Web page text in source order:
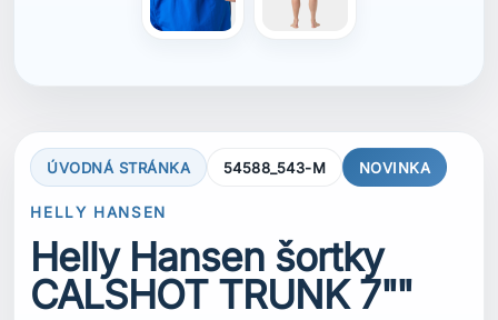
ÚVODNÁ STRÁNKA 54588_543-M NOVINKA
HELLY HANSEN
Helly Hansen šortky
CALSHOT TRUNK 7""